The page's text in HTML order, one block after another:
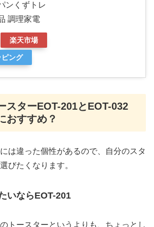
ンくずトレ
調理家電
楽天市場
ング
スターEOT-201とEOT-032
おすすめ？
は違った個性があるので、自分のスタ
びたくなります。
いならEOT-201
トースターというよりも、ちょっとし